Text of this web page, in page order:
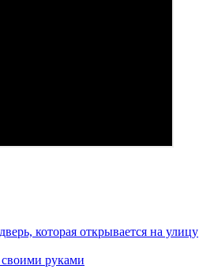
которая открывается на улицу
руками